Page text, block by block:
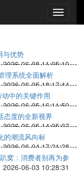
与优势
2026-06-08 11:05:10
理系统全面解析
2026-06-05 18:17:44
中的关键作用
2026-06-05 16:11:50
态度的全新视界
2026-06-05 14:05:07
的潮流风向标
2026-06-04 17:21:28
窝：消费者别再为参
2026-06-03 10:28:31